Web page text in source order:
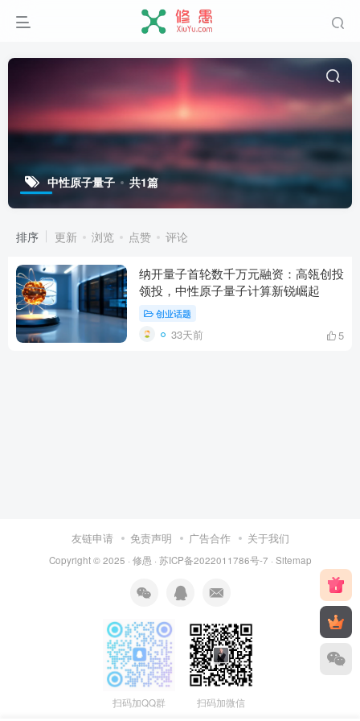
中性原子量子 共1篇
排序 更新 浏览 点赞 评论
纳开量子首轮数千万元融资：高瓴创投
领投，中性原子量子计算新锐崛起
创业话题
33天前 5
友链申请 免责声明 广告合作 关于我们
Copyright © 2025 · 修愚 · 苏ICP备2022011786号-7 · Sitemap
扫码加QQ群 扫码加微信